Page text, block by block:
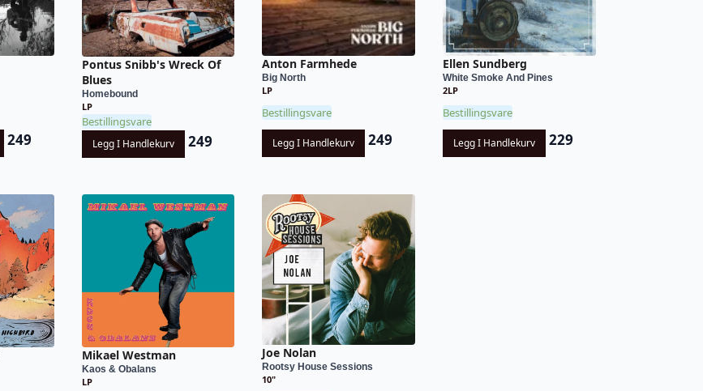
249
Pontus Snibb's Wreck Of
Blues
Homebound
LP
Bestillingsvare
Legg I Handlekurv 249
Anton Farmhede
Big North
LP
Bestillingsvare
Legg I Handlekurv 249
Ellen Sundberg
White Smoke And Pines
2LP
Bestillingsvare
Legg I Handlekurv 229
Mikael Westman
Kaos & Obalans
LP
Joe Nolan
Rootsy House Sessions
10"